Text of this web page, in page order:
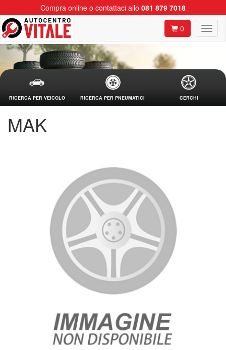
Compra online o contattaci allo 081 879 7018
0
RICERCA PER VEICOLO RICERCA PER PNEUMATICI CERCHI
MAK